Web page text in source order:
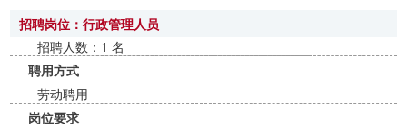
招聘岗位：行政管理人员
招聘人数：1 名
聘用方式
劳动聘用
岗位要求